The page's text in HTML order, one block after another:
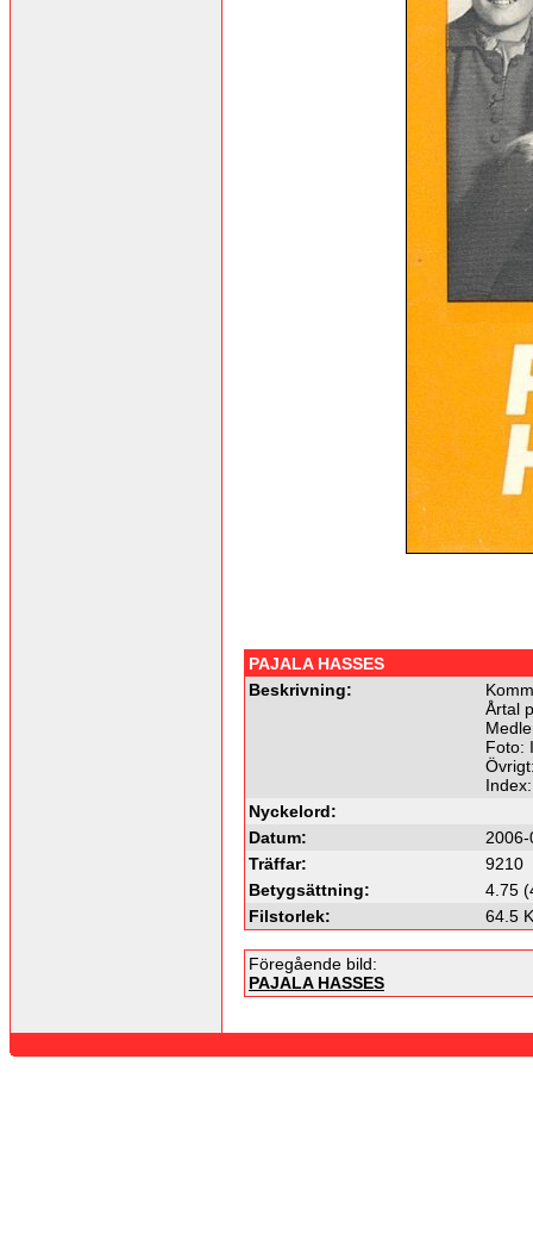
PAJALA HASSES
Beskrivning:
Årtal
Foto:
Nyckelord:
Datum:
Träffar:
9210
Betygsättning:
4.75
Filstorlek:
64.5
Föregående bild:
PAJALA HASSES